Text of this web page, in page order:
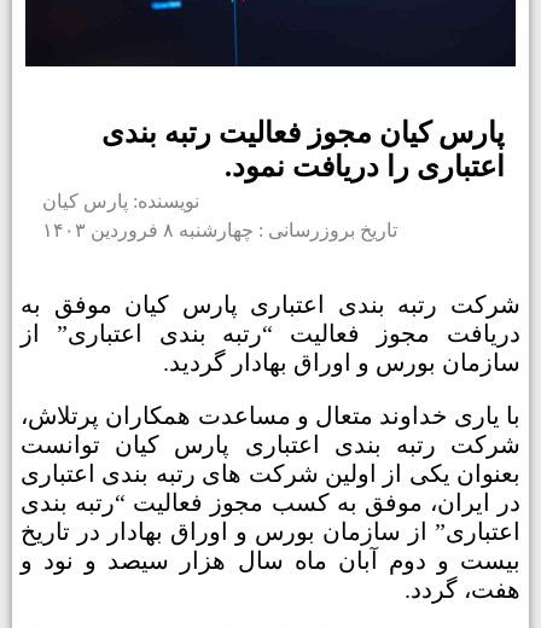
پارس کیان مجوز فعالیت رتبه بندی
اعتباری را دریافت نمود.
نویسنده: پارس کیان
تاریخ بروزرسانی : چهارشنبه ۸ فروردین ۱۴۰۳
شرکت رتبه بندی اعتباری پارس کیان موفق به
دریافت مجوز فعالیت “رتبه بندی اعتباری” از
سازمان بورس و اوراق بهادار گردید.
با یاری خداوند متعال و مساعدت همکاران پرتلاش،
شرکت رتبه ­بندی اعتباری پارس کیان توانست
بعنوان یکی از اولین شرکت های رتبه بندی اعتباری
در ایران، موفق به کسب مجوز فعالیت “رتبه ­بندی
اعتباری” از سازمان بورس و اوراق بهادار در تاریخ
بیست و دوم آبان ماه سال هزار سیصد و نود و
هفت، گردد.